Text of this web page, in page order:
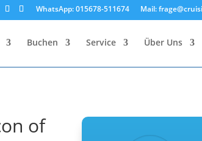
WhatsApp: 015678-511674 Mail:
Buchen Service Über Uns
of